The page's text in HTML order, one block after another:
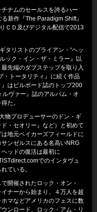
ナムのセールスを誇るハー
新作『The Paradigm Shift』
ＣＤ及びデジタル配信で2013
タリストのブライアン・“ヘッ
ック・イン・ザ・ミラー』以
先端のダブステップを取り入
・トータリティ』に続く作品
はビルボード誌のトップ200
ヴァー』誌のアルバム・オ
た。
物プロデューサーのドン・ギ
・セオリー』など）と初めて
地元ベイカーズフィールドに
ンゼルスにある名高いNRG
ッドの復活は最初に
でのインタヴュ
ている。
開催されたロック・オン・
ナーから始まり、４万人を超
マなどアメリカのフェスに数
ンロード、ロック・アム・リ